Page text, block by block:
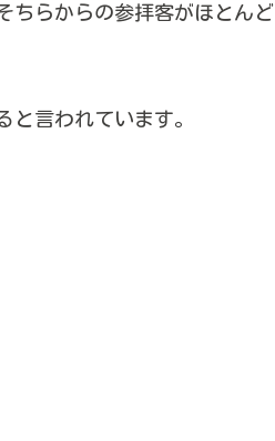
ちらからの参拝客がほとんど
と言われています。